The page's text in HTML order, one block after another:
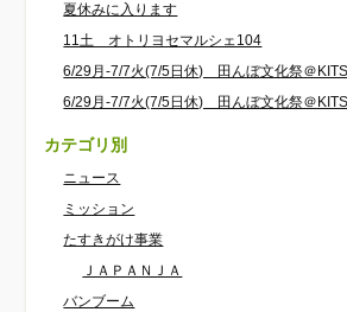
夏休みに入ります
11土 オトリヨセマルシェ104
6/29月-7/7火(7/5日休) 田んぼ文化祭＠
6/29月-7/7火(7/5日休) 田んぼ文化祭＠
カテゴリ別
ニュース
ミッション
たすきがけ事業
ＪＡＰＡＮＪＡ
バンブーム